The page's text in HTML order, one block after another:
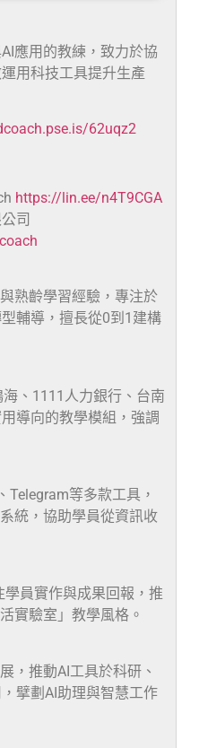
應用的教練，致力於協
用科技工具提升生產
62uqz2
https://lin.ee/n4T9CGA
司
熟齡學習經驗，專注於
輔導，擅長從0到1建構
、1111人力銀行、台南
導向的教學模組，強調
Telegram等多款工具，
統，協助學員從資訊收
員實作與成果回報，推
實驗室」教學風格。
，推動AI工具於科研、
擘劃AI助理與智慧工作